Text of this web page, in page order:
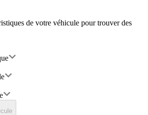
de votre véhicule pour trouver des